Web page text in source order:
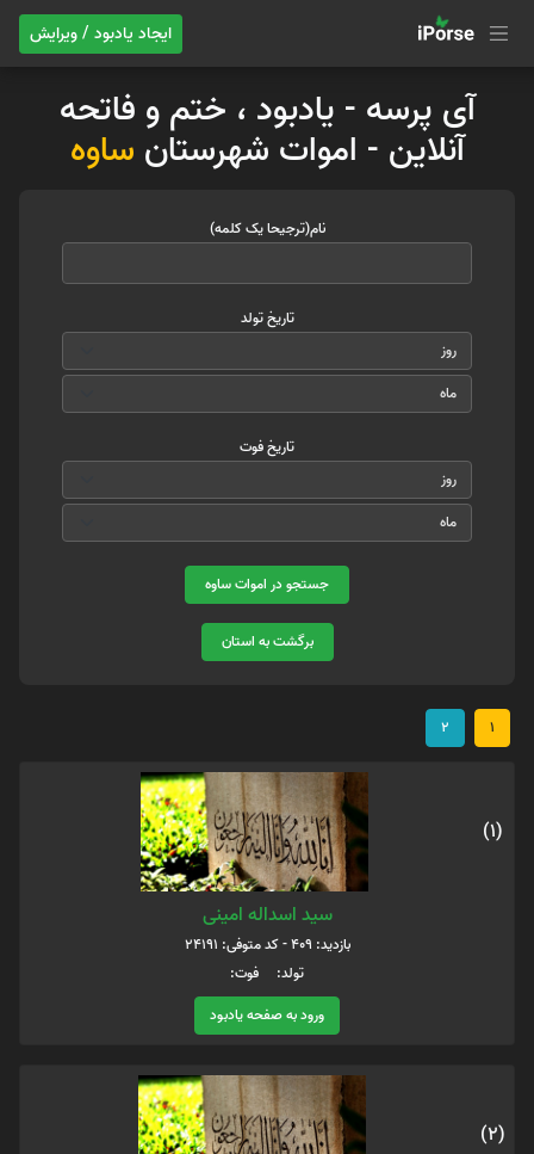
ایجاد یادبود / ویرایش
آی پرسه - یادبود ، ختم و فاتحه
آنلاین - اموات شهرستان ساوه
نام(ترجیحا یک کلمه)
تاریخ تولد
تاریخ فوت
جستجو در اموات ساوه
برگشت به استان
1
2
(1)
سید اسداله امینی
بازدید: 409 - کد متوفی: 24191
تولد: فوت:
ورود به صفحه یادبود
(2)